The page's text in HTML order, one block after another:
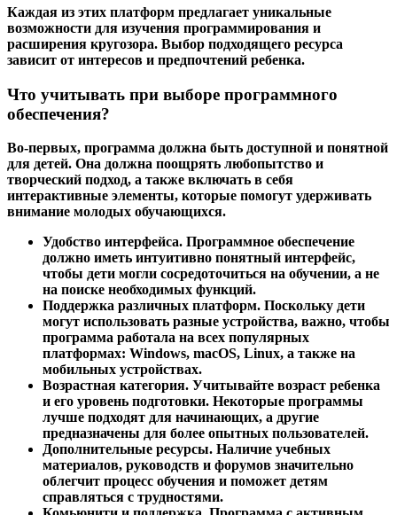
Каждая из этих платформ предлагает уникальные
возможности для изучения программирования и
расширения кругозора. Выбор подходящего ресурса
зависит от интересов и предпочтений ребенка.
Что учитывать при выборе программного
обеспечения?
Во-первых, программа должна быть доступной и понятной
для детей. Она должна поощрять любопытство и
творческий подход, а также включать в себя
интерактивные элементы, которые помогут удерживать
внимание молодых обучающихся.
Удобство интерфейса. Программное обеспечение
должно иметь интуитивно понятный интерфейс,
чтобы дети могли сосредоточиться на обучении, а не
на поиске необходимых функций.
Поддержка различных платформ. Поскольку дети
могут использовать разные устройства, важно, чтобы
программа работала на всех популярных
платформах: Windows, macOS, Linux, а также на
мобильных устройствах.
Возрастная категория. Учитывайте возраст ребенка
и его уровень подготовки. Некоторые программы
лучше подходят для начинающих, а другие
предназначены для более опытных пользователей.
Дополнительные ресурсы. Наличие учебных
материалов, руководств и форумов значительно
облегчит процесс обучения и поможет детям
справляться с трудностями.